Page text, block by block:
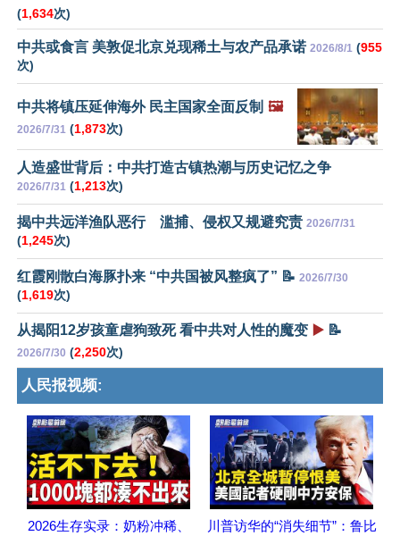
(1,634次)
中共或食言 美敦促北京兑现稀土与农产品承诺 2026/8/1 (955
次)
中共将镇压延伸海外 民主国家全面反制 🖼️
2026/7/31 (1,873次)
人造盛世背后：中共打造古镇热潮与历史记忆之争
2026/7/31 (1,213次)
揭中共远洋渔队恶行 滥捕、侵权又规避究责 2026/7/31
(1,245次)
红霞刚散白海豚扑来 “中共国被风整疯了” 📝 2026/7/30
(1,619次)
从揭阳12岁孩童虐狗致死 看中共对人性的魔变 ▶️ 📝
2026/7/30 (2,250次)
人民报视频:
2026生存实录：奶粉冲稀、
川普访华的“消失细节”：鲁比